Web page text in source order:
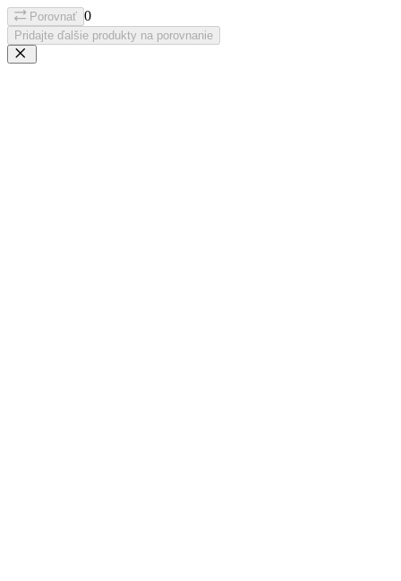
Porovnať 0
Pridajte ďalšie produkty na porovnanie